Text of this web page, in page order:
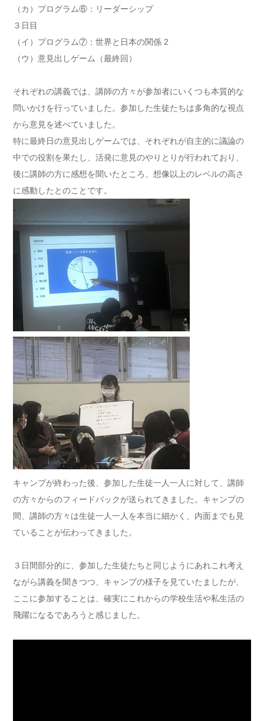
（カ）プログラム⑥：リーダーシップ
３日目
（イ）プログラム⑦：世界と日本の関係 2
（ウ）意見出しゲーム（最終回）
それぞれの講義では、講師の方々が参加者にいくつも本質的な
問いかけを行っていました。参加した生徒たちは多角的な視点
から意見を述べていました。
特に最終日の意見出しゲームでは、それぞれが自主的に議論の
中での役割を果たし、活発に意見のやりとりが行われており、
後に講師の方に感想を聞いたところ、想像以上のレベルの高さ
に感動したとのことです。
キャンプが終わった後、参加した生徒一人一人に対して、講師
の方々からのフィードバックが送られてきました。キャンプの
間、講師の方々は生徒一人一人を本当に細かく、内面までも見
ていることが伝わってきました。
３日間部分的に、参加した生徒たちと同じようにあれこれ考え
ながら講義を聞きつつ、キャンプの様子を見ていたましたが、
ここに参加することは、確実にこれからの学校生活や私生活の
飛躍になるであろうと感じました。